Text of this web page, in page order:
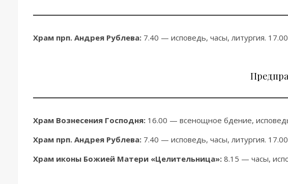
Храм прп. Андрея Рублева: 7.40 — исповедь, часы, литургия.
Храм Вознесения Господня: 16.00 — всенощное бдение,
Храм прп. Андрея Рублева: 7.40 — исповедь, часы, литургия.
Храм иконы Божией Матери «Целительница»: 8.15 — часы,